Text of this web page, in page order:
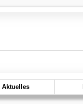
Aktuelles